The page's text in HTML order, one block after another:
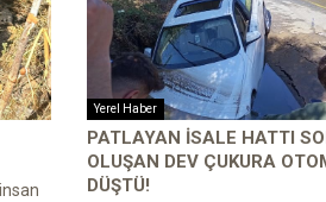
Yerel Haber
PATLAYAN ISALE HATTI
OLUŞAN DEV ÇUKURA
DÜŞTÜ!